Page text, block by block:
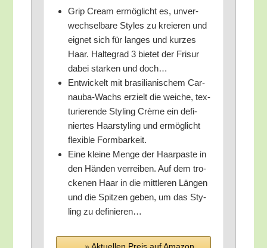
Grip Cream ermög­licht es, unver­
wech­sel­ba­re Styl­es zu kre­ieren und
eig­net sich für lan­ges und kur­zes
Haar. Hal­te­grad 3 bie­tet der Fri­sur
dabei star­ken und doch…
Ent­wi­ckelt mit bra­si­lia­ni­schem Car­
nau­ba-Wachs erzielt die wei­che, tex­
tu­rie­ren­de Sty­ling Crè­me ein defi­
nier­tes Haar­sty­ling und ermög­licht
fle­xi­ble Formbarkeit.
Eine klei­ne Men­ge der Haar­pas­te in
den Hän­den ver­rei­ben. Auf dem tro­
cke­nen Haar in die mitt­le­ren Län­gen
und die Spit­zen geben, um das Sty­
ling zu definieren…